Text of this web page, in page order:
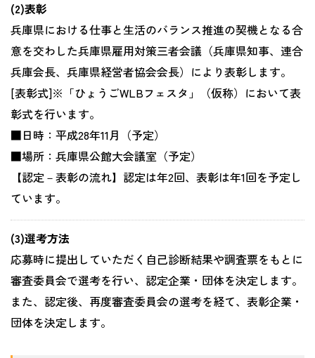
(2)表彰
兵庫県における仕事と生活のバランス推進の契機となる合
意を交わした兵庫県雇用対策三者会議（兵庫県知事、連合
兵庫会長、兵庫県経営者協会会長）により表彰します。
[表彰式]※「ひょうごWLBフェスタ」（仮称）において表
彰式を行います。
■日時：平成28年11月（予定）
■場所：兵庫県公館大会議室（予定）
【認定－表彰の流れ】認定は年2回、表彰は年1回を予定し
ています。
(3)選考方法
応募時に提出していただく自己診断結果や調査票をもとに
審査委員会で選考を行い、認定企業・団体を決定します。
また、認定後、再度審査委員会の選考を経て、表彰企業・
団体を決定します。